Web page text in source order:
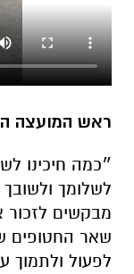
ראש המועצה
״כמה חיכינו
לשלומך
מבקשים לזכור
שאר החטופים
לפעול ולתמוך